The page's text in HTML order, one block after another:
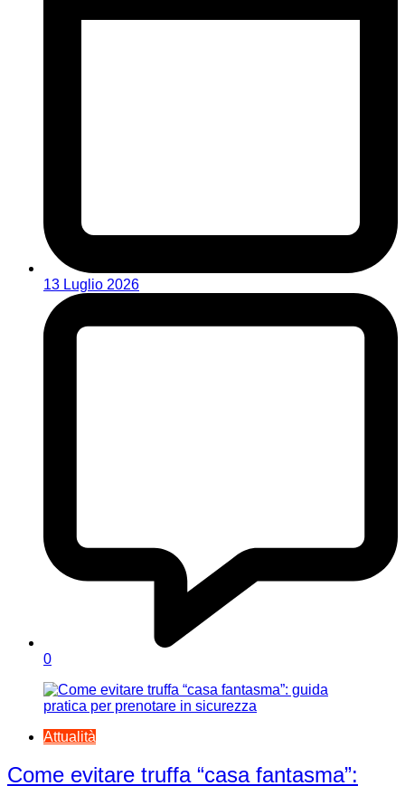
13 Luglio 2026
0
Attualità
Come evitare truffa “casa fantasma”: